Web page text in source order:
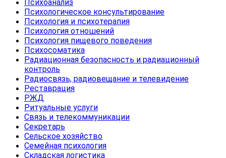
Психоанализ
Психологическое консультирование
Психология и психотерапия
Психология отношений
Психология пищевого поведения
Психосоматика
Радиационная безопасность и радиационный
контроль
Радиосвязь, радиовещание и телевидение
Реставрация
РЖД
Ритуальные услуги
Связь и телекоммуникации
Секретарь
Сельское хозяйство
Семейная психология
Складская логистика